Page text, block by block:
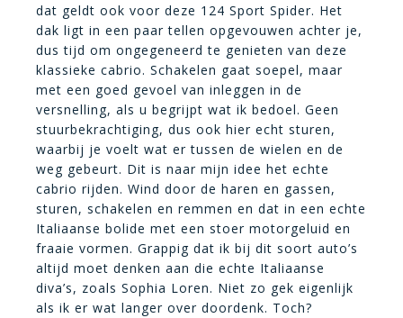
dat geldt ook voor deze 124 Sport Spider. Het
dak ligt in een paar tellen opgevouwen achter je,
dus tijd om ongegeneerd te genieten van deze
klassieke cabrio. Schakelen gaat soepel, maar
met een goed gevoel van inleggen in de
versnelling, als u begrijpt wat ik bedoel. Geen
stuurbekrachtiging, dus ook hier echt sturen,
waarbij je voelt wat er tussen de wielen en de
weg gebeurt. Dit is naar mijn idee het echte
cabrio rijden. Wind door de haren en gassen,
sturen, schakelen en remmen en dat in een echte
Italiaanse bolide met een stoer motorgeluid en
fraaie vormen. Grappig dat ik bij dit soort auto’s
altijd moet denken aan die echte Italiaanse
diva’s, zoals Sophia Loren. Niet zo gek eigenlijk
als ik er wat langer over doordenk. Toch?